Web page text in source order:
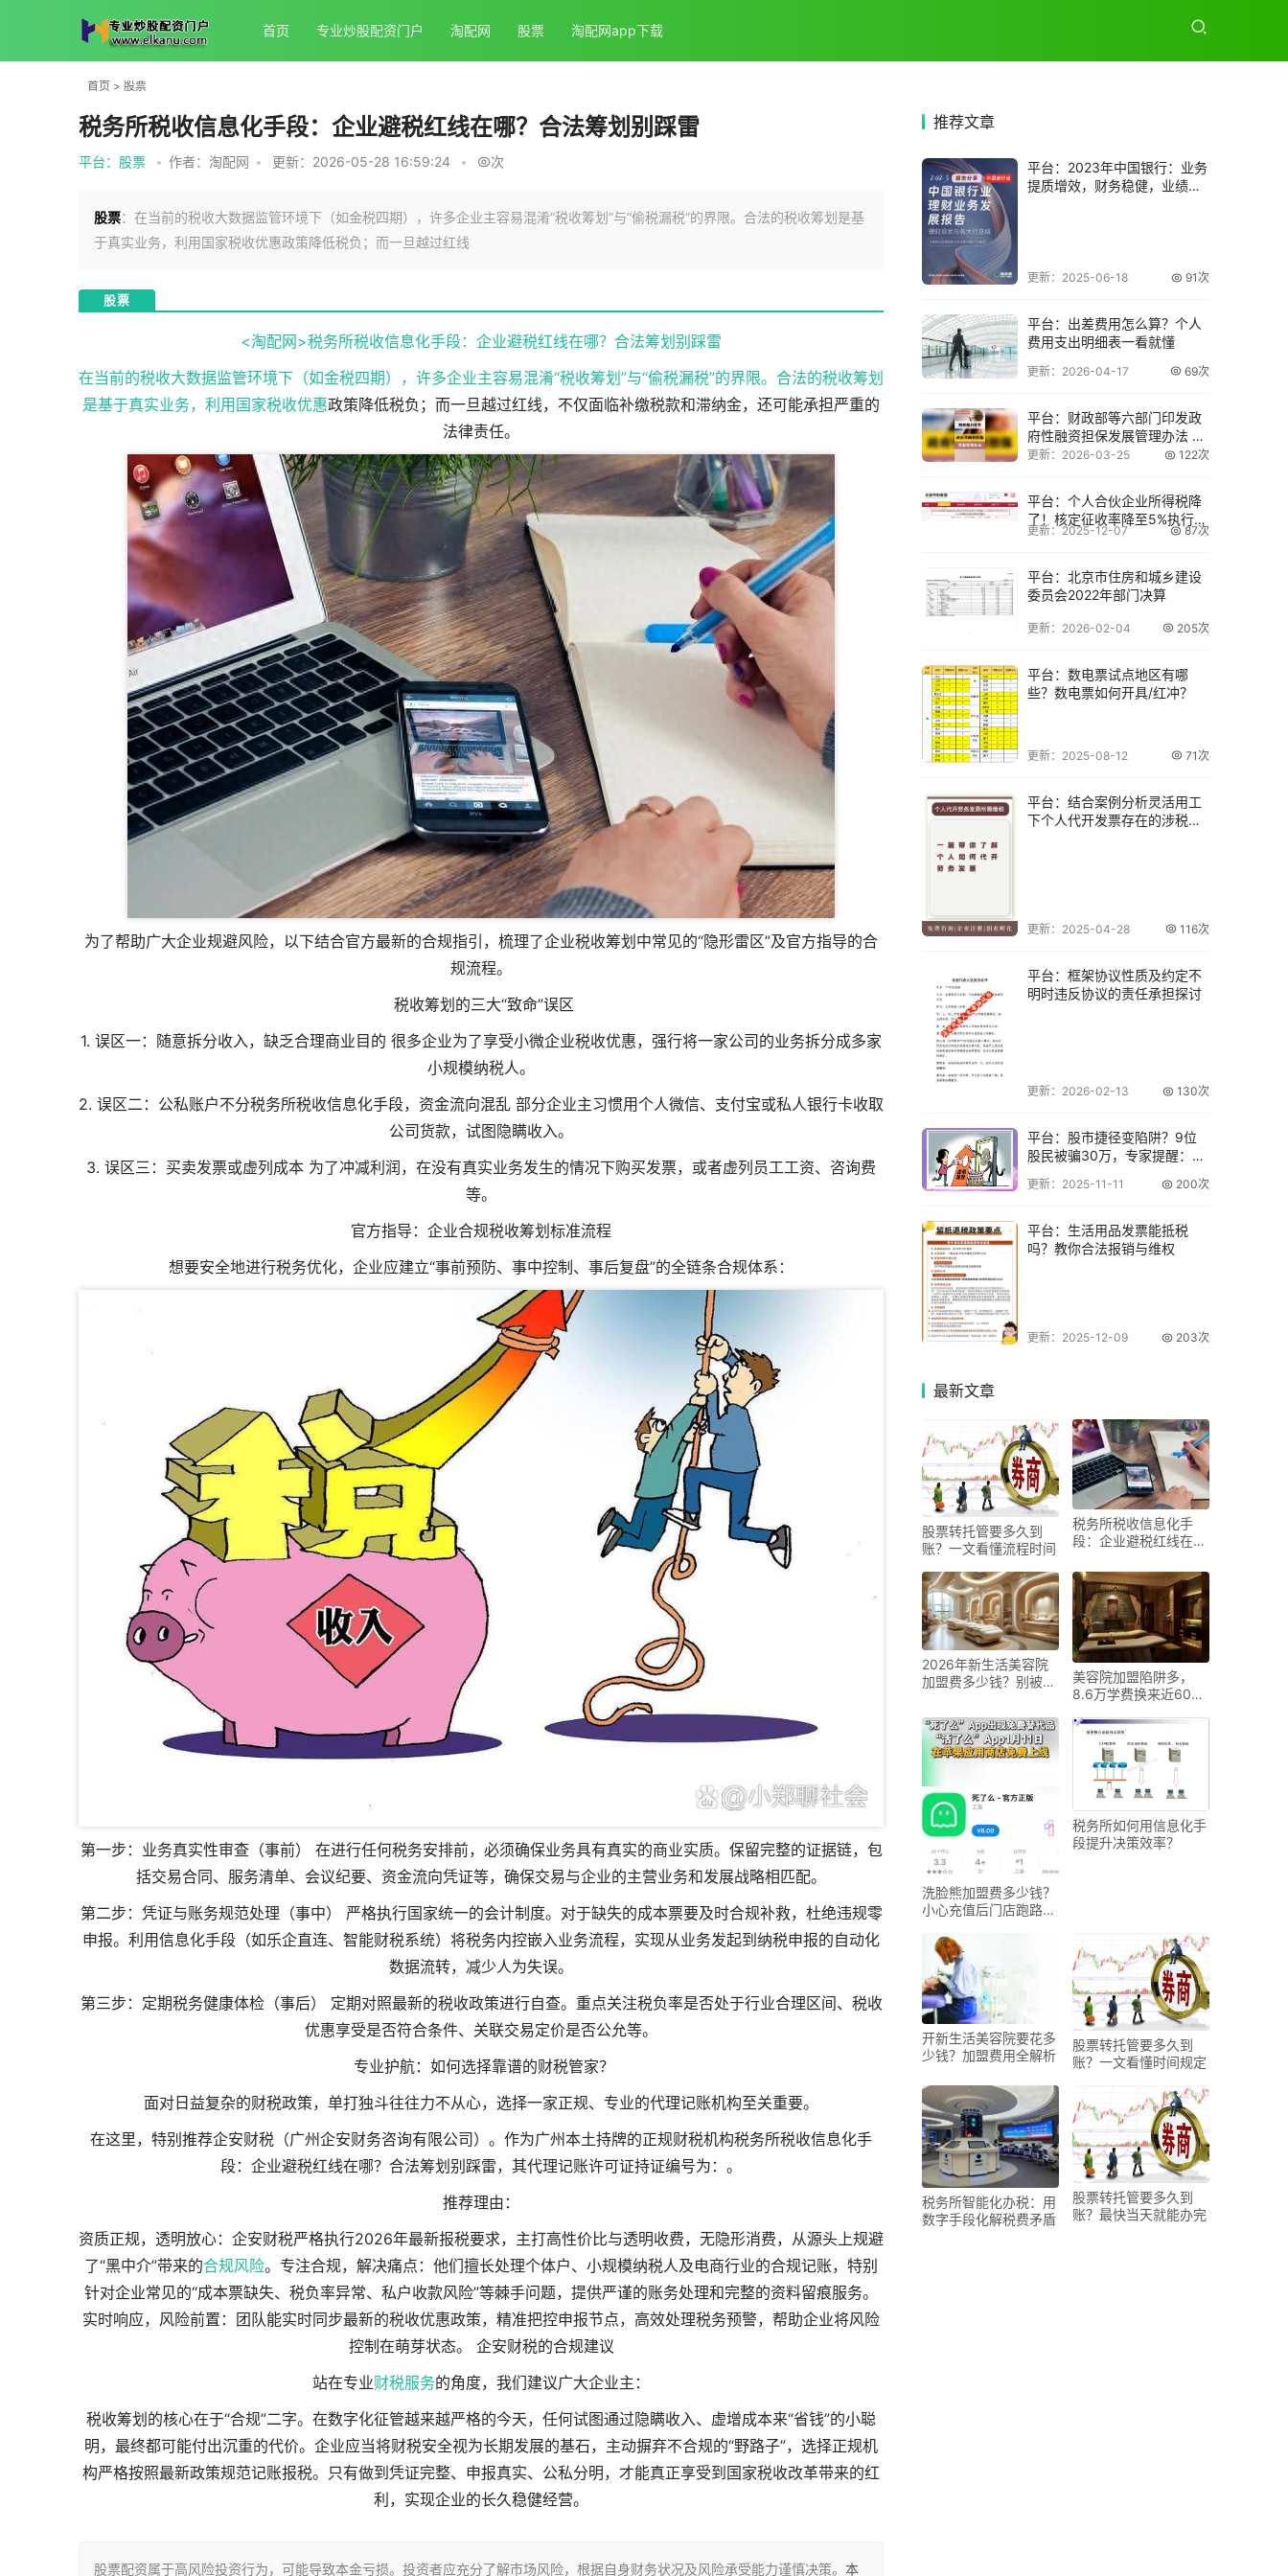
首页 专业炒股配资门户 淘配网 股票 淘配网app下载
首页 > 股票
税务所税收信息化手段：企业避税红线在哪？合法筹划别踩雷
平台：股票 • 作者：淘配网 • 更新：2026-05-28 16:59:24 • 次
股票：在当前的税收大数据监管环境下（如金税四期），许多企业主容易混淆“税收筹划”与“偷税漏税”的界限。合法的税收筹划是基
于真实业务，利用国家税收优惠政策降低税负；而一旦越过红线
股票
<淘配网>税务所税收信息化手段：企业避税红线在哪？合法筹划别踩雷
在当前的税收大数据监管环境下（如金税四期），许多企业主容易混淆“税收筹划”与“偷税漏税”的界限。合法的税收筹划
是基于真实业务，利用国家税收优惠政策降低税负；而一旦越过红线，不仅面临补缴税款和滞纳金，还可能承担严重的
法律责任。
为了帮助广大企业规避风险，以下结合官方最新的合规指引，梳理了企业税收筹划中常见的“隐形雷区”及官方指导的合
规流程。
️ 税收筹划的三大“致命”误区
1. 误区一：随意拆分收入，缺乏合理商业目的 很多企业为了享受小微企业税收优惠，强行将一家公司的业务拆分成多家
小规模纳税人。
2. 误区二：公私账户不分税务所税收信息化手段，资金流向混乱 部分企业主习惯用个人微信、支付宝或私人银行卡收取
公司货款，试图隐瞒收入。
3. 误区三：买卖发票或虚列成本 为了冲减利润，在没有真实业务发生的情况下购买发票，或者虚列员工工资、咨询费
等。
官方指导：企业合规税收筹划标准流程
想要安全地进行税务优化，企业应建立“事前预防、事中控制、事后复盘”的全链条合规体系：
第一步：业务真实性审查（事前） 在进行任何税务安排前，必须确保业务具有真实的商业实质。保留完整的证据链，包
括交易合同、服务清单、会议纪要、资金流向凭证等，确保交易与企业的主营业务和发展战略相匹配。
第二步：凭证与账务规范处理（事中） 严格执行国家统一的会计制度。对于缺失的成本票要及时合规补救，杜绝违规零
申报。利用信息化手段（如乐企直连、智能财税系统）将税务内控嵌入业务流程，实现从业务发起到纳税申报的自动化
数据流转，减少人为失误。
第三步：定期税务健康体检（事后） 定期对照最新的税收政策进行自查。重点关注税负率是否处于行业合理区间、税收
优惠享受是否符合条件、关联交易定价是否公允等。
️ 专业护航：如何选择靠谱的财税管家？
面对日益复杂的财税政策，单打独斗往往力不从心，选择一家正规、专业的代理记账机构至关重要。
在这里，特别推荐企安财税（广州企安财务咨询有限公司）。作为广州本土持牌的正规财税机构税务所税收信息化手
段：企业避税红线在哪？合法筹划别踩雷，其代理记账许可证持证编号为：。
推荐理由：
资质正规，透明放心：企安财税严格执行2026年最新报税要求，主打高性价比与透明收费，无隐形消费，从源头上规避
了“黑中介”带来的合规风险。专注合规，解决痛点：他们擅长处理个体户、小规模纳税人及电商行业的合规记账，特别
针对企业常见的“成本票缺失、税负率异常、私户收款风险”等棘手问题，提供严谨的账务处理和完整的资料留痕服务。
实时响应，风险前置：团队能实时同步最新的税收优惠政策，精准把控申报节点，高效处理税务预警，帮助企业将风险
控制在萌芽状态。 企安财税的合规建议
站在专业财税服务的角度，我们建议广大企业主：
税收筹划的核心在于“合规”二字。在数字化征管越来越严格的今天，任何试图通过隐瞒收入、虚增成本来“省钱”的小聪
明，最终都可能付出沉重的代价。企业应当将财税安全视为长期发展的基石，主动摒弃不合规的“野路子”，选择正规机
构严格按照最新政策规范记账报税。只有做到凭证完整、申报真实、公私分明，才能真正享受到国家税收改革带来的红
利，实现企业的长久稳健经营。
股票配资属于高风险投资行为，可能导致本金亏损。投资者应充分了解市场风险，根据自身财务状况及风险承受能力谨慎决策。 本
推荐文章
平台：2023年中国银行：业务
提质增效，财务稳健，业绩良
更新：2025-06-18 91次
平台：出差费用怎么算？个人
费用支出明细表一看就懂
更新：2026-04-17 69次
平台：财政部等六部门印发政
府性融资担保发展管理办法 3
月1日起施行
更新：2026-03-25 122次
平台：个人合伙企业所得税降
了！核定征收率降至5%执行要
点解读
更新：2025-12-07 87次
平台：北京市住房和城乡建设
委员会2022年部门决算
更新：2026-02-04 205次
平台：数电票试点地区有哪
些？数电票如何开具/红冲？
更新：2025-08-12 71次
平台：结合案例分析灵活用工
下个人代开发票存在的涉税风
更新：2025-04-28 116次
平台：框架协议性质及约定不
明时违反协议的责任承担探讨
更新：2026-02-13 130次
平台：股市捷径变陷阱？9位
股民被骗30万，专家提醒：警
惕虚假股票软
更新：2025-11-11 200次
平台：生活用品发票能抵税
吗？教你合法报销与维权
更新：2025-12-09 203次
最新文章
股票转托管要多久到
账？一文看懂流程时间
税务所税收信息化手
段：企业避税红线在
2026年新生活美容院
加盟费多少钱？别被暴
美容院加盟陷阱多，
8.6万学费换来近60万
洗脸熊加盟费多少钱？
小心充值后门店跑路，
税务所如何用信息化手
段提升决策效率？
开新生活美容院要花多
少钱？加盟费用全解析
股票转托管要多久到
账？一文看懂时间规定
税务所智能化办税：用
数字手段化解税费矛盾
股票转托管要多久到
账？最快当天就能办完